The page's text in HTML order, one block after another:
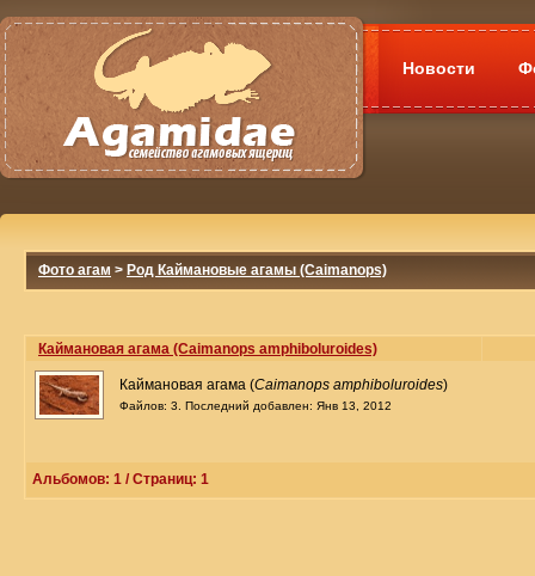
Новости
Фото агам > Род Каймановые агамы (Caimanops)
Каймановая агама (Caimanops amphiboluroides)
Каймановая агама (Caimanops amphiboluroides)
Файлов: 3. Последний добавлен: Янв 13, 2012
Альбомов: 1 / Страниц: 1